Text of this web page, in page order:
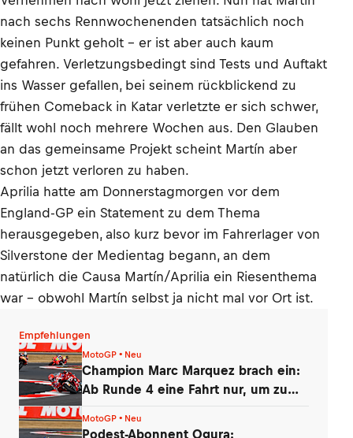
nach sechs Rennwochenenden tatsächlich noch
keinen Punkt geholt – er ist aber auch kaum
gefahren. Verletzungsbedingt sind Tests und Auftakt
ins Wasser gefallen, bei seinem rückblickend zu
frühen Comeback in Katar verletzte er sich schwer,
fällt wohl noch mehrere Wochen aus. Den Glauben
an das gemeinsame Projekt scheint Martín aber
schon jetzt verloren zu haben.
Aprilia hatte am Donnerstagmorgen vor dem
England-GP ein Statement zu dem Thema
herausgegeben, also kurz bevor im Fahrerlager von
Silverstone der Medientag begann, an dem
natürlich die Causa Martín/Aprilia ein Riesenthema
war – obwohl Martín selbst ja nicht mal vor Ort ist.
Empfehlungen
MotoGP • Neu
Champion Marc Marquez brach ein:
Ab Runde 4 eine Fahrt nur, um zu
MotoGP • Neu
Podest-Abonnent Ogura: